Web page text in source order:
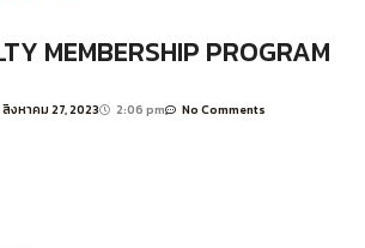
MEMBERSHIP PROGRAM
สิงหาคม 27, 2023 2:06 pm No Comments